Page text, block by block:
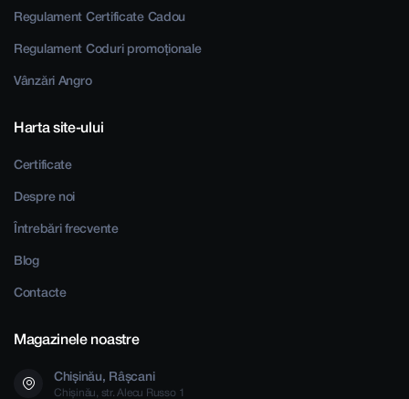
Regulament Certificate Cadou
Regulament Coduri promoționale
Vânzări Angro
Harta site-ului
Certificate
Despre noi
Întrebări frecvente
Blog
Contacte
Magazinele noastre
Chișinău, Râșcani
Chișinău, str. Alecu Russo 1